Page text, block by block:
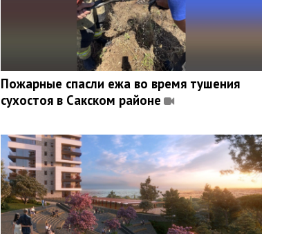
Пожарные спасли ежа во время тушения
сухостоя в Сакском районе